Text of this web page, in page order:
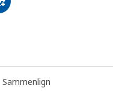
Sammenlign